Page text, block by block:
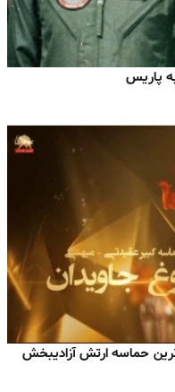
حماسه ارتش آزادیبخش